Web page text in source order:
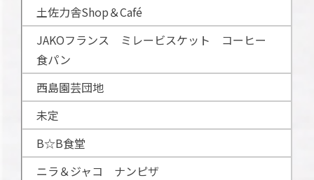
土佐力舎Shop＆Café
JAKOフランス ミレービスケット コーヒー
食パン
西島園芸団地
未定
B☆B食堂
ニラ＆ジャコ ナンピザ